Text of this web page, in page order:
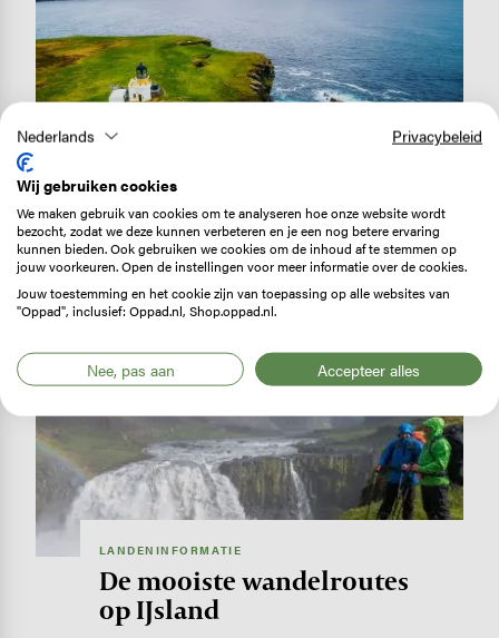
Wandelen in Schotland: de
mooiste gebieden en routes
Lees verder
LANDENINFORMATIE
De mooiste wandelroutes
op IJsland
Nederlands Privacybeleid
Wij gebruiken cookies
We maken gebruik van cookies om te analyseren hoe onze website wordt
bezocht, zodat we deze kunnen verbeteren en je een nog betere ervaring
kunnen bieden. Ook gebruiken we cookies om de inhoud af te stemmen op
jouw voorkeuren. Open de instellingen voor meer informatie over de cookies.
Jouw toestemming en het cookie zijn van toepassing op alle websites van
"Oppad", inclusief: Oppad.nl, Shop.oppad.nl.
Nee, pas aan Accepteer alles